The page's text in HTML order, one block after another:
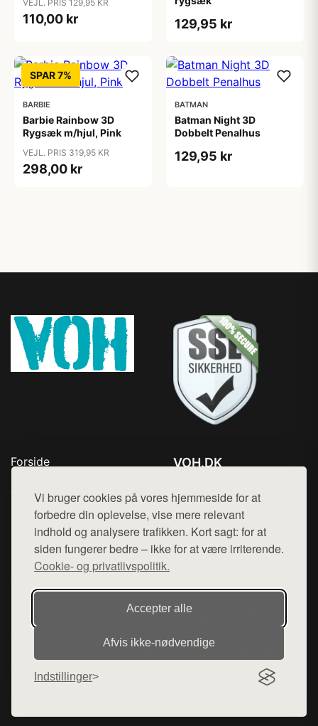
Vi bruger cookies på vores hjemmeside for at
forbedre din oplevelse, vise mere relevant
indhold og analysere trafikken. Kort sagt: for at
siden fungerer bedre – ikke for at være irriterende.
Cookie- og privatlivspolitik.
Accepter alle
Afvis ikke‑nødvendige
Indstillinger
VEJL. PRIS 129,95 KR
110,00 kr 129,95 kr
SPAR 7%
BARBIE
Barbie Rainbow 3D
Rygsæk m/hjul, Pink
VEJL. PRIS 319,95 KR
298,00 kr
BATMAN
Batman Night 3D
Dobbelt Penalhus
129,95 kr
Forside
Top Rabatter
Kontakt
VOH.DK
Mail: hej@want.dk
Cookie- og privatlivspolitik
Denne side er en del af want.dk, der udgiver en række
hjemmesider med præsentation af forskellige produkter fra
diverse webshops. Der sælges ikke varer fra denne side - vi
henviser til de shops, som sælger varen. Vi har heller ikke
varerne på lager.